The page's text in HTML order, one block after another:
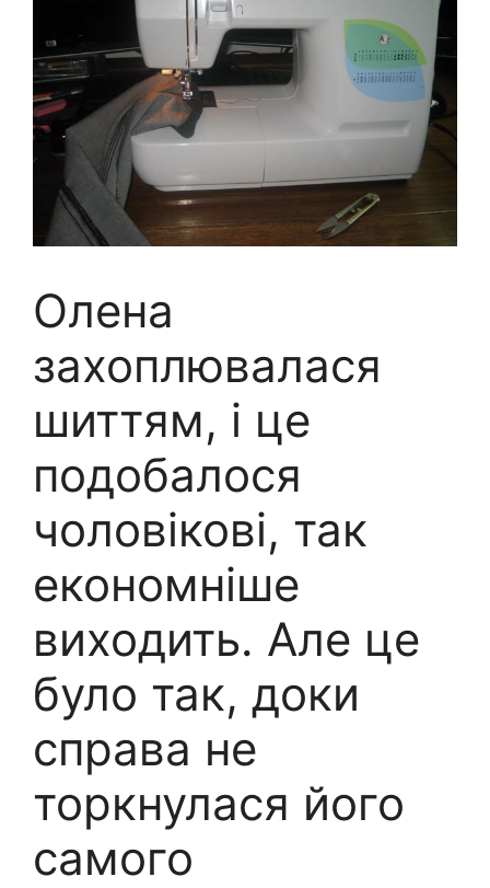
Олена
захоплювалася
шиттям, і це
подобалося
чоловікові, так
економніше
виходить. Але це
було так, доки
справа не
торкнулася його
самого